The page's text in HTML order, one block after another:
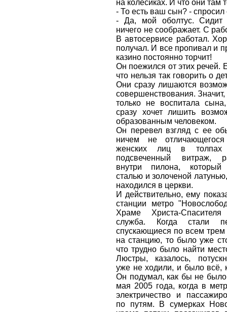
на колесиках. И что они там
- То есть ваш сын? - спросил
- Да, мой оболтус. Сидит
ничего не соображает. С
В автосервисе работал.
получал. И все пропивал и
казино постоянно торчит!
Он поежился от этих речей.
что нельзя так говорить о
Они сразу лишаются
совершенствования.
только не воспитала
сразу хочет лишить
образованным человеком.
Он перевел взгляд с ее
ничем не
женских лиц в
подсвеченный витраж,
внутри пилона, который
сталью и золоченой
находился в церкви.
И действительно, ему
станции метро
Храме Христа-Спасителя
служба. Когда стали
спускающиеся по всем трем
на станцию, то было уже
что трудно было найти
Люстры, казалось,
уже не ходили, и было всё,
Он подумал, как бы не было
мая 2005 года, когда в
электричество и
по путям. В сумерках